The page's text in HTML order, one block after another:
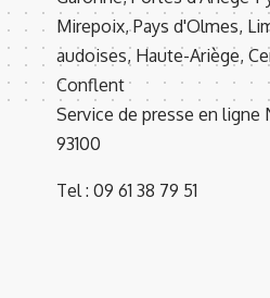
Mirepoix, Pays d'Olmes,
audoises, Haute-Ariège,
Conflent
Service de presse en ligne
93100
Tel : 09 61 38 79 51